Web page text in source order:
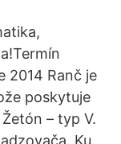
2014 Ranč je
poskytuje
– typ V.
Ku